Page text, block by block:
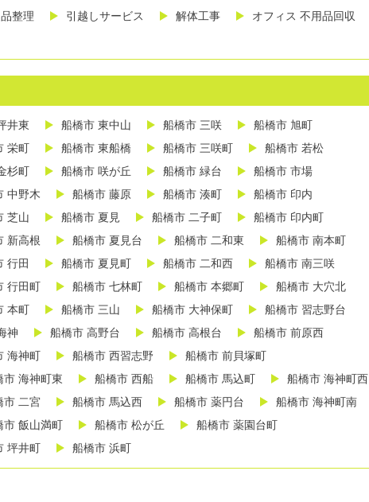
整理 引越しサービス 解体工事
オフィス 不用品回収
井東 船橋市 東中山 船橋市 三咲
船橋市 旭町
栄町 船橋市 東船橋 船橋市 三咲町
船橋市 若松
杉町 船橋市 咲が丘 船橋市 緑台
船橋市 市場
中野木 船橋市 藤原 船橋市 湊町
船橋市 印内
芝山 船橋市 夏見 船橋市 二子町
船橋市 印内町
新高根 船橋市 夏見台 船橋市 二和東
船橋市 南本町
行田 船橋市 夏見町 船橋市 二和西
船橋市 南三咲
行田町 船橋市 七林町 船橋市 本郷町
船橋市 大穴北
本町 船橋市 三山 船橋市 大神保町
船橋市 習志野台
神 船橋市 高野台 船橋市 高根台
船橋市 前原西
海神町 船橋市 西習志野
船橋市 前貝塚町
市 海神町東 船橋市 西船 船橋市 馬込町
船橋市 海神町西
市 二宮 船橋市 馬込西 船橋市 薬円台
船橋市 海神町南
市 飯山満町 船橋市 松が丘
船橋市 薬園台町
坪井町 船橋市 浜町